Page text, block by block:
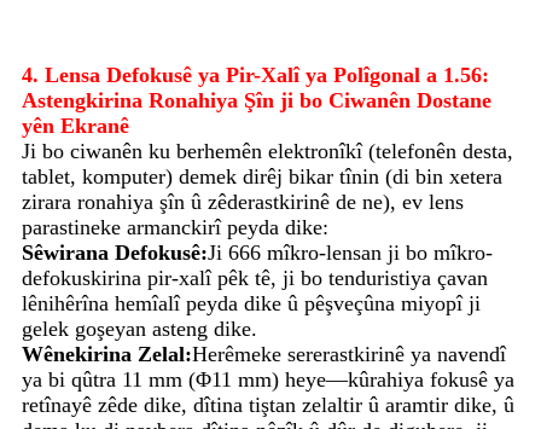
4. Lensa Defokusê ya Pir-Xalî ya Polîgonal a 1.56:
Astengkirina Ronahiya Şîn ji bo Ciwanên Dostane
yên Ekranê
Ji bo ciwanên ku berhemên elektronîkî (telefonên desta,
tablet, komputer) demek dirêj bikar tînin (di bin xetera
zirara ronahiya şîn û zêderastkirinê de ne), ev lens
parastineke armanckirî peyda dike:
Sêwirana Defokusê:Ji 666 mîkro-lensan ji bo mîkro-
defokuskirina pir-xalî pêk tê, ji bo tenduristiya çavan
lênihêrîna hemîalî peyda dike û pêşveçûna miyopî ji
gelek goşeyan asteng dike.
Wênekirina Zelal:Herêmeke sererastkirinê ya navendî
ya bi qûtra 11 mm (Φ11 mm) heye—kûrahiya fokusê ya
retînayê zêde dike, dîtina tiştan zelaltir û aramtir dike, û